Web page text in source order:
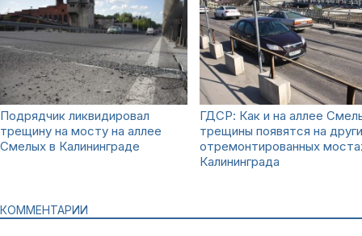
Подрядчик ликвидировал
трещину на мосту на аллее
Смелых в Калининграде
ГДСР: Как и на аллее
трещины появятся на
отремонтированных
Калининграда
КОММЕНТАРИИ